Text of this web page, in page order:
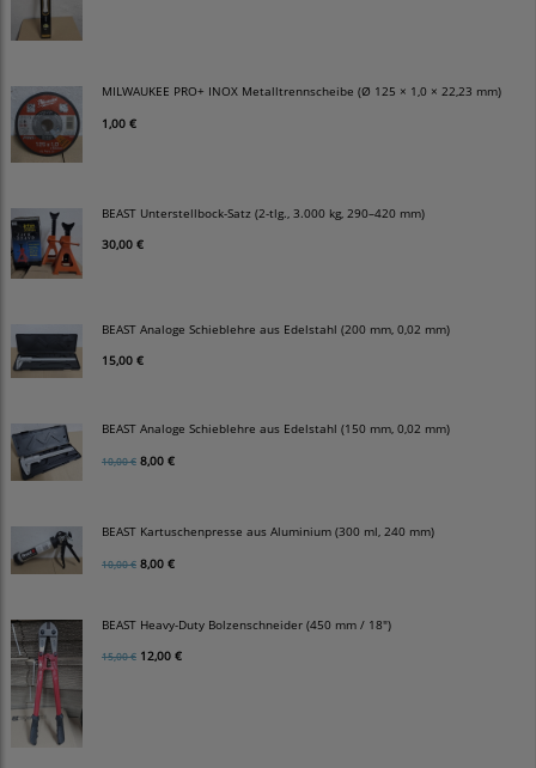
MILWAUKEE PRO+ INOX Metalltrennscheibe (Ø 125 × 1,0 × 22,23 mm)
1,00 €
BEAST Unterstellbock-Satz (2-tlg., 3.000 kg, 290–420 mm)
30,00 €
BEAST Analoge Schieblehre aus Edelstahl (200 mm, 0,02 mm)
15,00 €
BEAST Analoge Schieblehre aus Edelstahl (150 mm, 0,02 mm)
10,00 € 8,00 €
BEAST Kartuschenpresse aus Aluminium (300 ml, 240 mm)
10,00 € 8,00 €
BEAST Heavy-Duty Bolzenschneider (450 mm / 18")
15,00 € 12,00 €